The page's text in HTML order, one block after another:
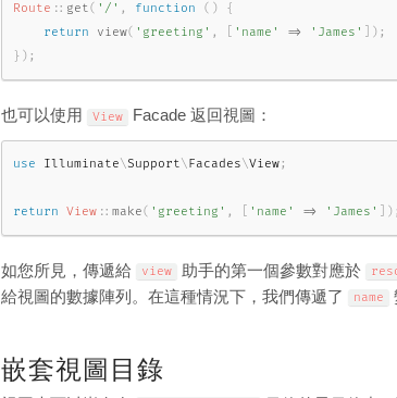
Route :: get( '/' , function ( )
{
return
view( 'greeting' , 'name' => 'James' ) ;
} ) ;
也可以使用 View Facade 返回視圖：
use Illuminate\ Support \ Facades\View;
return View :: make( 'greeting' , 'name' => 'James' ) ;
如您所見，傳遞給 view 助手的第一個參數對應於
給視圖的數據陣列。在這種情況下，我們傳遞了
name
嵌套視圖目錄